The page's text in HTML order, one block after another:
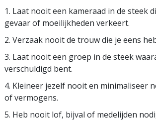
1. Laat nooit een kameraad in de steek
gevaar of moeilijkheden verkeert.
2. Verzaak nooit de trouw die je eens
3. Laat nooit een groep in de steek
verschuldigd bent.
4. Kleineer jezelf nooit en minimaliseer
of vermogens.
5. Heb nooit lof, bijval of medelijden